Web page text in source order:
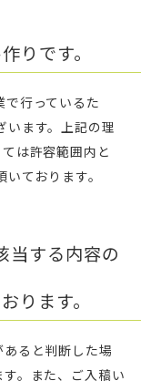
りです。
で行っているた
います。上記の理
は許容範囲内と
ております。
当する内容の
ります。
ると判断した場
。また、ご入稿い